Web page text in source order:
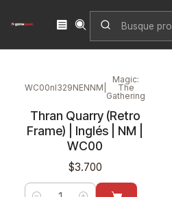
Inicio Singles
World
WC00nl329NENNM
Magic:
The
Gathering
Thran Quarry (Retro
Frame) | Inglés | NM |
WC00
$3.700